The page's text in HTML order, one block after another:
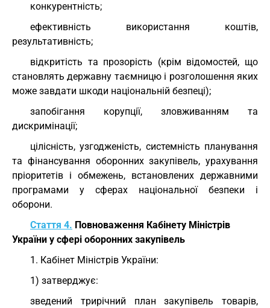
конкурентність;
ефективність використання коштів,
результативність;
відкритість та прозорість (крім відомостей, що
становлять державну таємницю і розголошення яких
може завдати шкоди національній безпеці);
запобігання корупції, зловживанням та
дискримінації;
цілісність, узгодженість, системність планування
та фінансування оборонних закупівель, урахування
пріоритетів і обмежень, встановлених державними
програмами у сферах національної безпеки і
оборони.
Стаття 4. Повноваження Кабінету Міністрів
України у сфері оборонних закупівель
1. Кабінет Міністрів України:
1) затверджує:
зведений трирічний план закупівель товарів,